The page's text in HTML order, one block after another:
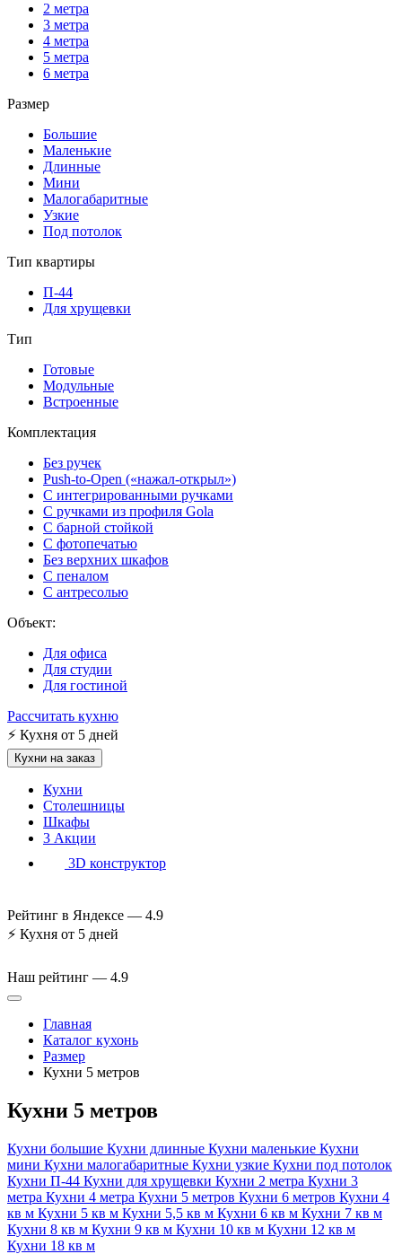
2 метра
3 метра
4 метра
5 метра
6 метра
Размер
Большие
Маленькие
Длинные
Мини
Малогабаритные
Узкие
Под потолок
Тип квартиры
П-44
Для хрущевки
Тип
Готовые
Модульные
Встроенные
Комплектация
Без ручек
Push-to-Open («нажал-открыл»)
С интегрированными ручками
С ручками из профиля Gola
С барной стойкой
С фотопечатью
Без верхних шкафов
С пеналом
С антресолью
Объект:
Для офиса
Для студии
Для гостиной
Рассчитать кухню
⚡ Кухня от 5 дней
Кухни на заказ
Кухни
Столешницы
Шкафы
3 Акции
3D конструктор
Рейтинг в Яндексе — 4.9
⚡ Кухня от 5 дней
Наш рейтинг — 4.9
Главная
Каталог кухонь
Размер
Кухни 5 метров
Кухни 5 метров
Кухни большие Кухни длинные Кухни маленькие Кухни
мини Кухни малогабаритные Кухни узкие Кухни под потолок
Кухни П-44 Кухни для хрущевки Кухни 2 метра Кухни 3
метра Кухни 4 метра Кухни 5 метров Кухни 6 метров Кухни 4
кв м Кухни 5 кв м Кухни 5,5 кв м Кухни 6 кв м Кухни 7 кв м
Кухни 8 кв м Кухни 9 кв м Кухни 10 кв м Кухни 12 кв м
Кухни 18 кв м